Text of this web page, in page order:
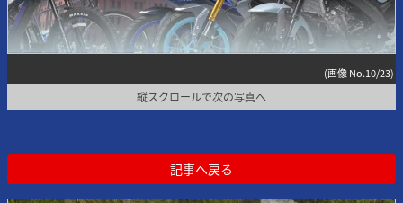
(画像 No.10/23)
縦スクロールで次の写真へ
記事へ戻る